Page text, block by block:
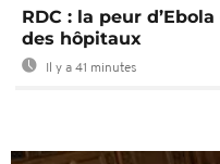
RDC : la peur
des hôpitaux
Il y a 41 minutes